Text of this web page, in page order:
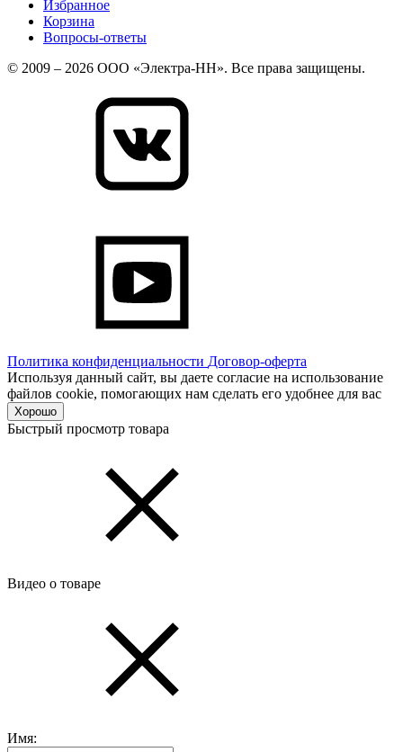
Избранное
Корзина
Вопросы-ответы
© 2009 – 2026 ООО «Электра-НН». Все права защищены.
Политика конфиденциальности Договор-оферта
Используя данный сайт, вы даете согласие на использование
файлов cookie, помогающих нам сделать его удобнее для вас
Хорошо
Быстрый просмотр товара
Видео о товаре
Имя: